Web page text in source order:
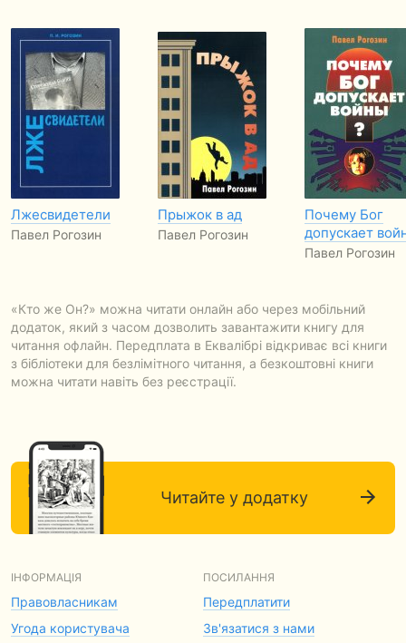
Лжесвидетели
Павел Рогозин
Прыжок в ад
Павел Рогозин
Почему Бог
допускает
Павел Рогозин
«Кто же Он?» можна читати онлайн або через мобільний
додаток, який з часом дозволить завантажити книгу для
читання офлайн. Передплата в Еквалібрі відкриває всі книги
з бібліотеки для безлімітного читання, а безкоштовні книги
можна читати навіть без реєстрації.
Читайте у додатку
ІНФОРМАЦІЯ
Правовласникам
Угода користувача
ПОСИЛАННЯ
Передплатити
Зв'язатися з нами